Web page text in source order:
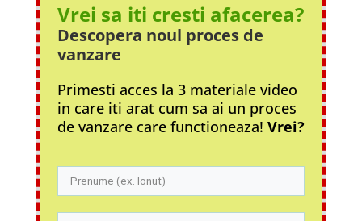
Vrei sa iti cresti afacerea?
Descopera noul procesde
vanzare
Primesti acces la 3 materiale video
in care iti arat cum sa ai un proces
de vanzare care functioneaza! Vrei?